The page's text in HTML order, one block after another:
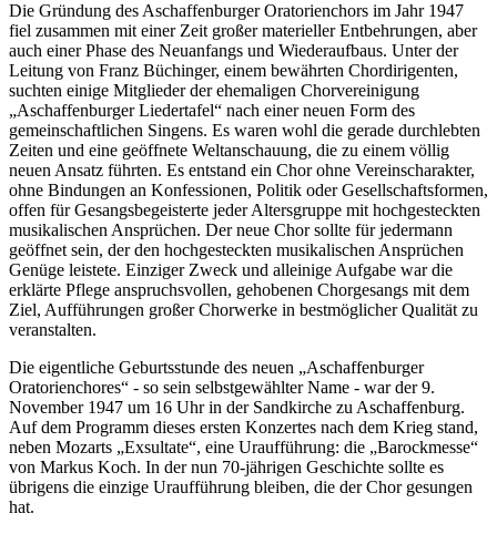
Die Gründung des Aschaffenburger Oratorienchors im Jahr 1947
fiel zusammen mit einer Zeit großer materieller Entbehrungen, aber
auch einer Phase des Neuanfangs und Wiederaufbaus. Unter der
Leitung von Franz Büchinger, einem bewährten Chordirigenten,
suchten einige Mitglieder der ehemaligen Chorvereinigung
„Aschaffenburger Liedertafel“ nach einer neuen Form des
gemeinschaftlichen Singens. Es waren wohl die gerade durchlebten
Zeiten und eine geöffnete Weltanschauung, die zu einem völlig
neuen Ansatz führten. Es entstand ein Chor ohne Vereinscharakter,
ohne Bindungen an Konfessionen, Politik oder Gesellschaftsformen,
offen für Gesangsbegeisterte jeder Altersgruppe mit hochgesteckten
musikalischen Ansprüchen. Der neue Chor sollte für jedermann
geöffnet sein, der den hochgesteckten musikalischen Ansprüchen
Genüge leistete. Einziger Zweck und alleinige Aufgabe war die
erklärte Pflege anspruchsvollen, gehobenen Chorgesangs mit dem
Ziel, Aufführungen großer Chorwerke in bestmöglicher Qualität zu
veranstalten.
Die eigentliche Geburtsstunde des neuen „Aschaffenburger
Oratorienchores“ - so sein selbstgewählter Name - war der 9.
November 1947 um 16 Uhr in der Sandkirche zu Aschaffenburg.
Auf dem Programm dieses ersten Konzertes nach dem Krieg stand,
neben Mozarts „Exsultate“, eine Uraufführung: die „Barockmesse“
von Markus Koch. In der nun 70-jährigen Geschichte sollte es
übrigens die einzige Uraufführung bleiben, die der Chor gesungen
hat.